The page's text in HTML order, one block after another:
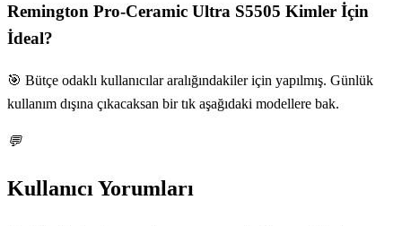
Remington Pro-Ceramic Ultra S5505 Kimler İçin
İdeal?
🎯 Bütçe odaklı kullanıcılar aralığındakiler için yapılmış. Günlük
kullanım dışına çıkacaksan bir tık aşağıdaki modellere bak.
💬
Kullanıcı Yorumları